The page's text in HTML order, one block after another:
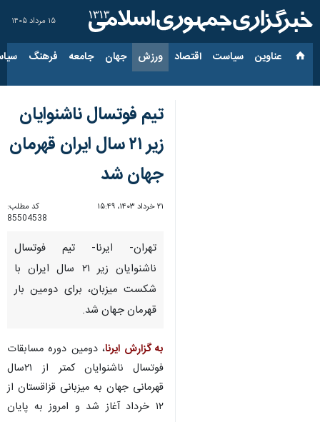
۱۵ مرداد ۱۴۰۵
عناوین‌ سیاست اقتصاد ورزش جهان جامعه فرهنگ
تیم فوتسال ناشنوایان
زیر ۲۱ سال ایران قهرمان
جهان شد
۲۱ خرداد ۱۴۰۳، ۱۵:۴۹
کد مطلب:
85504538
تهران- ایرنا- تیم فوتسال
ناشنوایان زیر ۲۱ سال ایران با
شکست میزبان، برای دومین بار
قهرمان جهان شد.
به گزارش ایرنا، دومین دوره مسابقات
فوتسال ناشنوایان کمتر از ۲۱سال
قهرمانی جهان به میزبانی قزاقستان از
۱۲ خرداد آغاز شد و امروز به پایان